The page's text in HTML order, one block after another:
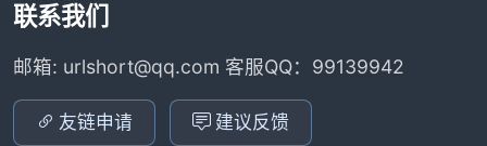
联系我们
邮箱: urlshort@qq.com 客服QQ：99139942
友链申请 建议反馈